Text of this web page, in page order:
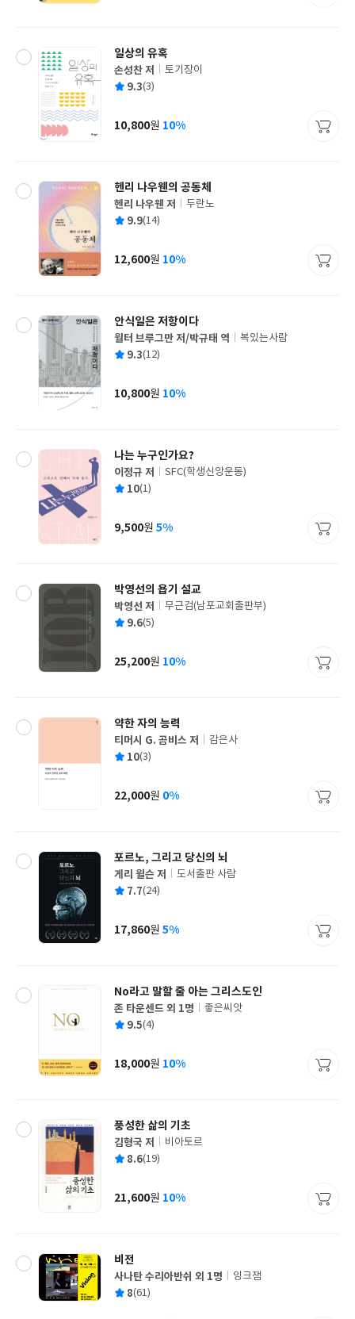
일상의 유혹
글
쓴
손성찬 저
출
사
토기장이
평 9.3(3)
가
10,800원 10%
헨리 나우웬의 공동체
글
쓴
헨리 나우웬 저
출
사
두란노
평 9.9(14)
가
12,600원 10%
안식일은 저항이다
글
쓴
월터 브루그만 저/박규태 역
출
사
복있는사람
평 9.3(12)
가
10,800원 10%
나는 누구인가요?
글
쓴
이정규 저
출
사
SFC(학생신앙운동)
평 10(1)
가
9,500원 5%
박영선의 욥기 설교
글
쓴
박영선 저
출
사
무근검(남포교회출판부)
평 9.6(5)
가
25,200원 10%
약한 자의 능력
글
쓴
티머시 G. 곰비스 저
출
사
감은사
평 10(3)
가
22,000원 0%
포르노, 그리고 당신의 뇌
글
쓴
게리 윌슨 저
출
사
도서출판 사람
평 7.7(24)
가
17,860원 5%
No라고 말할 줄 아는 그리스도인
글
쓴
존 타운센드 외 1명
출
사
좋은씨앗
평 9.5(4)
가
18,000원 10%
풍성한 삶의 기초
글
쓴
김형국 저
출
사
비아토르
평 8.6(19)
가
21,600원 10%
비전
글
쓴
사나탄 수리아반쉬 외 1명
출
잉크잼
평 8(61)